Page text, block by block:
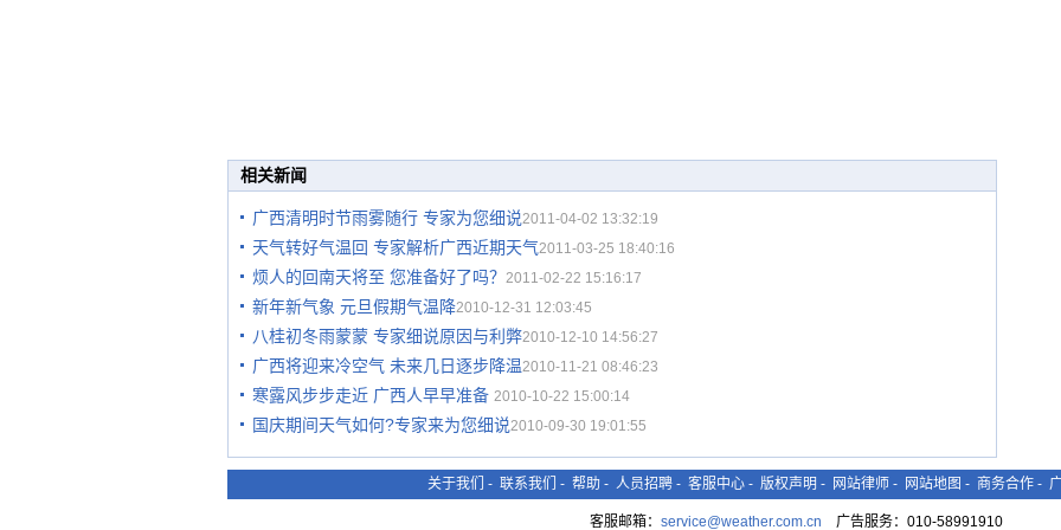
相关新闻
广西清明时节雨雾随行 专家为您细说2011-04-02 13:32:19
天气转好气温回 专家解析广西近期天气2011-03-25 18:40:16
烦人的回南天将至 您准备好了吗？ 2011-02-22 15:16:17
新年新气象 元旦假期气温降2010-12-31 12:03:45
八桂初冬雨蒙蒙 专家细说原因与利弊2010-12-10 14:56:27
广西将迎来冷空气 未来几日逐步降温2010-11-21 08:46:23
寒露风步步走近 广西人早早准备 2010-10-22 15:00:14
国庆期间天气如何?专家来为您细说2010-09-30 19:01:55
关于我们 - 联系我们 - 帮助 - 人员招聘 - 客服中心 - 版权声明 - 网站律师 - 网站地图 - 商务合作 -
客服邮箱： service@weather.com.cn 广告服务：010-58991910